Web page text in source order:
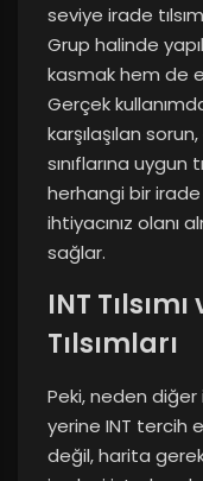
seviye irade
Grup halinde
kasmak hem de
Gerçek
karşılaşılan
sınıflarına uygun
herhangi bir irade
ihtiyacınız olanı
sağlar.
INT
Tılsımları
Peki, neden diğer
yerine INT tercih
değil, harita